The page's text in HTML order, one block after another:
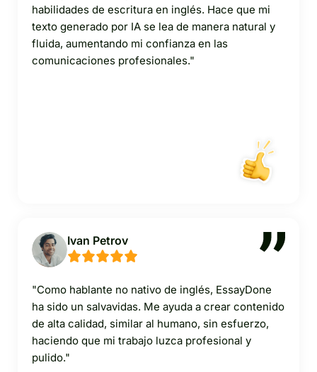
habilidades de escritura en inglés. Hace que mi
texto generado por IA se lea de manera natural y
fluida, aumentando mi confianza en las
comunicaciones profesionales."
Ivan Petrov
"Como hablante no nativo de inglés, EssayDone
ha sido un salvavidas. Me ayuda a crear contenido
de alta calidad, similar al humano, sin esfuerzo,
haciendo que mi trabajo luzca profesional y
pulido."